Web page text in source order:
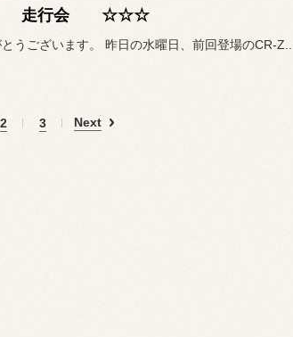
行会 ☆☆☆
うございます。 昨日の水曜日、前回登場のCR-Z...
2 3 Next